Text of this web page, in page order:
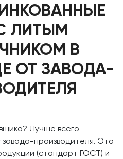
ЛИТЫМ
В
ОТ ЗАВОДА-
Лучше всего
производителя. Это
(стандарт ГОСТ) и